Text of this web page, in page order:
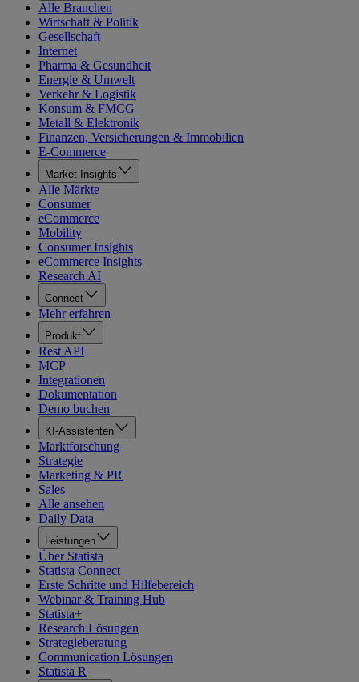
Alle Branchen
Wirtschaft & Politik
Gesellschaft
Internet
Pharma & Gesundheit
Energie & Umwelt
Verkehr & Logistik
Konsum & FMCG
Metall & Elektronik
Finanzen, Versicherungen & Immobilien
E-Commerce
Market Insights
Alle Märkte
Consumer
eCommerce
Mobility
Consumer Insights
eCommerce Insights
Research AI
Connect
Mehr erfahren
Produkt
Rest API
MCP
Integrationen
Dokumentation
Demo buchen
KI-Assistenten
Marktforschung
Strategie
Marketing & PR
Sales
Alle ansehen
Daily Data
Leistungen
Über Statista
Statista Connect
Erste Schritte und Hilfebereich
Webinar & Training Hub
Statista+
Research Lösungen
Strategieberatung
Communication Lösungen
Statista R